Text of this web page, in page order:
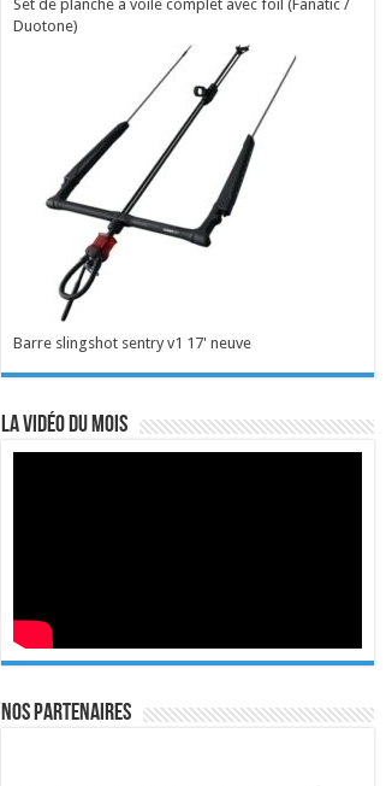
Set de planche à voile complet avec foil (Fanatic /
Duotone)
Barre slingshot sentry v1 17' neuve
La vidéo du mois
Nos Partenaires